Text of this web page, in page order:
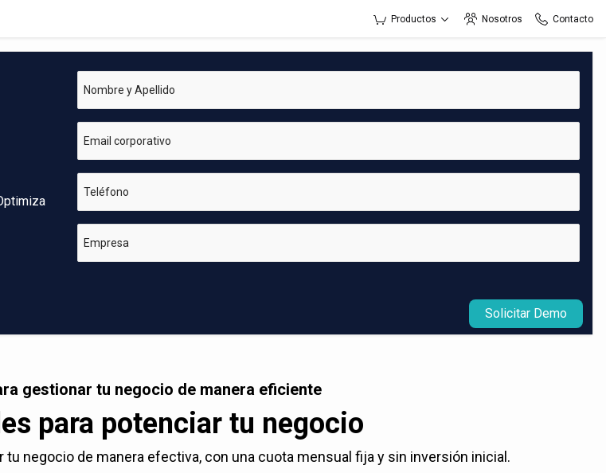
Productos Nosotros Contacto
Nombre y Apellido
Email corporativo
Teléfono
Empresa
Solicitar Demo
gestionar tu negocio de manera eficiente
para potenciar tu negocio
negocio de manera efectiva, con una cuota mensual fija y sin inversión inicial.